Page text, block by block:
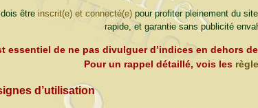
être inscrit(e) et connecté(e) pour profiter pleinement du
rapide, et garantie sans publicité
essentiel de ne pas divulguer d’indicesen dehors
Pour un rappel détaillé, vois les
d’utilisation